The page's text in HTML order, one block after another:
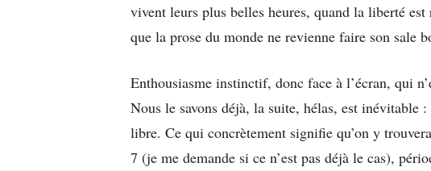
vivent leurs plus belles heures, quand la liberté est
que la prose du monde ne revienne faire son sale
Enthousiasme instinctif, donc face à l’écran, qui
Nous le savons déjà, la suite, hélas, est inévitable
libre. Ce qui concrètement signifie qu’on y
7 (je me demande si ce n’est pas déjà le cas),